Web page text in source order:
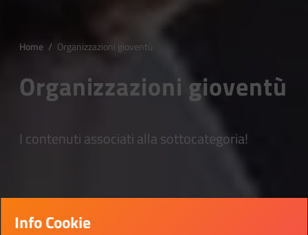
Home / Organizzazioni gioventù
Organizzazioni gioventù
I contenuti associati alla sottocategoria!
Info Cookie